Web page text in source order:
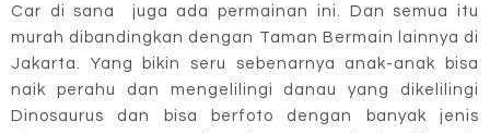
Car di sana juga ada permainan ini. Dan semua itu
murah dibandingkan dengan Taman Bermain lainnya di
Jakarta. Yang bikin seru sebenarnya anak-anak bisa
naik perahu dan mengelilingi danau yang dikelilingi
Dinosaurus dan bisa berfoto dengan banyak jenis